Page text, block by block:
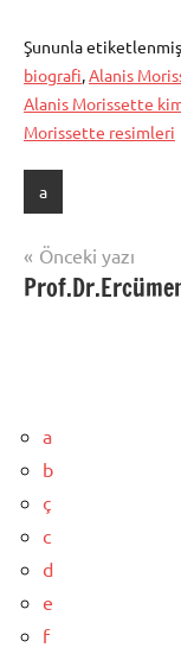
Şununla
biografi,Alanis
Alanis Morissette
Morissette resimleri
a
Yazı
gezinmesi
Önceki yazı
a
b
ç
c
d
e
f